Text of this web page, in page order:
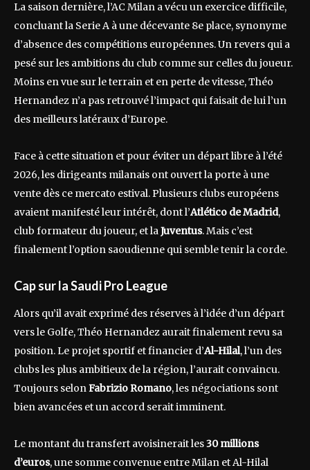
La saison dernière, l’AC Milan a vécu un exercice difficile,
concluant la Serie A à une décevante 8e place, synonyme
d’absence des compétitions européennes. Un revers qui a
pesé sur les ambitions du club comme sur celles du joueur.
Moins en vue sur le terrain et en perte de vitesse, Théo
Hernandez n’a pas retrouvé l’impact qui faisait de lui l’un
des meilleurs latéraux d’Europe.
Face à cette situation et pour éviter un départ libre à l’été
2026, les dirigeants milanais ont ouvert la porte à une
vente dès ce mercato estival. Plusieurs clubs européens
avaient manifesté leur intérêt, dont l’Atlético de Madrid,
club formateur du joueur, et laJuventus. Mais c’est
finalement l’option saoudienne qui semble tenir la corde.
Cap sur la Saudi Pro League
Alors qu’il avait exprimé des réserves à l’idée d’un départ
vers le Golfe, Théo Hernandez aurait finalement revu sa
position. Le projet sportif et financier d’Al-Hilal, l’un des
clubs les plus ambitieux de la région, l’aurait convaincu.
Toujours selonFabrizio Romano, les négociations sont
bien avancées et un accord serait imminent.
Le montant du transfert avoisinerait les30 millions
d’euros, une somme convenue entre Milan et Al-Hilal